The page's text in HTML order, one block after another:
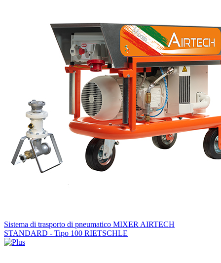
Sistema di trasporto di pneumatico MIXER AIRTECH
STANDARD - Tipo 100 RIETSCHLE